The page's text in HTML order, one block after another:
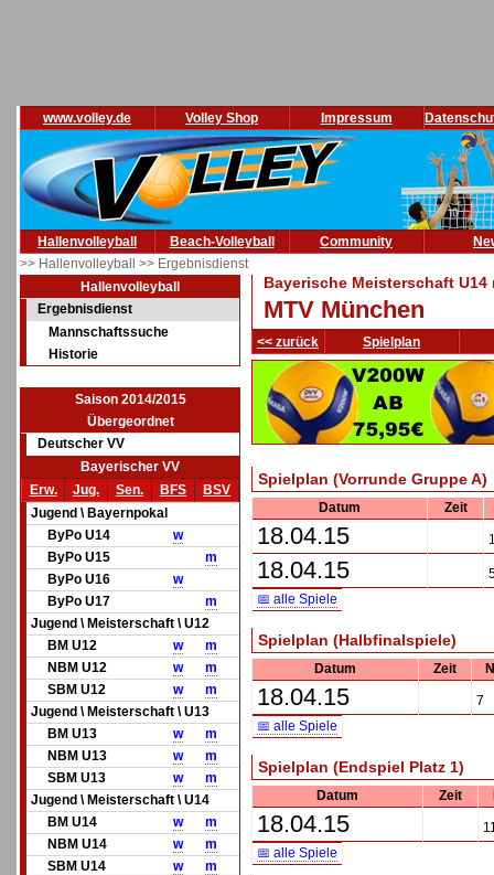
www.volley.de Volley Shop Impressum
Hallenvolleyball Beach-Volleyball Community
>> Hallenvolleyball >> Ergebnisdienst
Hallenvolleyball
Ergebnisdienst
Mannschaftssuche
Historie
Saison 2014/2015
Übergeordnet
Deutscher VV
Bayerischer VV
Erw.
Jug. Sen. BFS
BSV
Jugend \ Bayernpokal
ByPo U14
w
ByPo U15
m
ByPo U16
w
ByPo U17
m
Jugend \ Meisterschaft \ U12
BM U12
w
m
NBM U12
w
m
SBM U12
w
m
Jugend \ Meisterschaft \ U13
BM U13
w
m
NBM U13
w
m
SBM U13
w
m
Jugend \ Meisterschaft \ U14
BM U14
w
m
NBM U14
w
m
SBM U14
w
m
Bayerische Meisterschaft
MTV München
<< zurück Spielplan
Spielplan (Vorrunde Gruppe A)
Datum Zeit
18.04.15
18.04.15
📅 alle Spiele
Spielplan (Halbfinalspiele)
Datum Zeit
18.04.15
7
📅 alle Spiele
Spielplan (Endspiel Platz 1)
Datum Zeit
18.04.15
📅 alle Spiele